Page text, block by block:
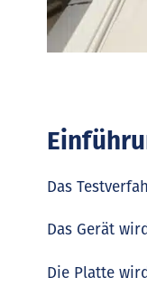
Das
Das Gerät
Die Platte